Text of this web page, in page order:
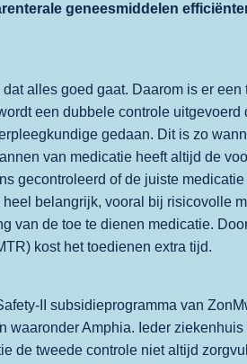
geneesmiddelen
alles goed gaat. Daarom is er
een dubbele controle
gedaan. Dit is zo
van medicatie heeft altijd de
gecontroleerd of de juiste
belangrijk, vooral bij risicovolle
van de toe te dienen medicatie.
kost het toedienen extra tijd.
II subsidieprogramma van
Amphia. Ieder
de tweede controle niet altijd